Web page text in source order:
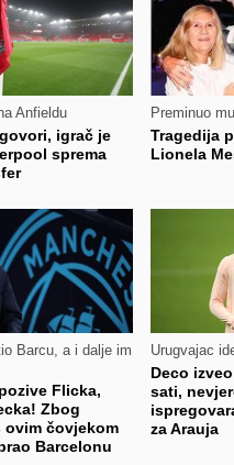
Anfieldu
igrač je
sprema
Preminuo
Tragedija
Lionela
Barcu, a i dalje im
Flicka,
Zbog
ovim čovjekom
Barcelonu
Urugvajac
Deco
sati,
za Arauja